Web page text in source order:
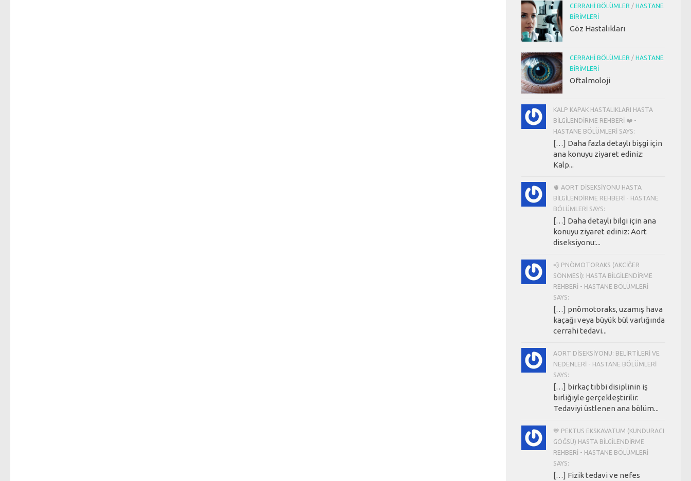
CERRAHI BÖLÜMLER / HASTANE
BIRIMLERI
Göz Hastalıkları
CERRAHI BÖLÜMLER / HASTANE
BIRIMLERI
Oftalmoloji
KALP KAPAK HASTALIKLARI HASTA
BILGILENDIRME REHBERI ❤️ -
HASTANE BÖLÜMLERI SAYS:
[…] Daha fazla detaylı bişgi için
ana konuyu ziyaret ediniz:
Kalp...
🫀 AORT DISEKSIYONU HASTA
BILGILENDIRME REHBERI - HASTANE
BÖLÜMLERI SAYS:
[…] Daha detaylı bilgi için ana
konuyu ziyaret ediniz: Aort
diseksiyonu:...
💨 PNÖMOTORAKS (AKCIĞER
SÖNMESI): HASTA BILGILENDIRME
REHBERI - HASTANE BÖLÜMLERI
SAYS:
[…] pnömotoraks, uzamış hava
kaçağı veya büyük bül varlığında
cerrahi tedavi...
AORT DISEKSIYONU: BELIRTILERI VE
NEDENLERI - HASTANE BÖLÜMLERI
SAYS:
[…] birkaç tıbbi disiplinin iş
birliğiyle gerçekleştirilir.
Tedaviyi üstlenen ana bölüm...
💙 PEKTUS EKSKAVATUM (KUNDURACI
GÖĞSÜ) HASTA BILGILENDIRME
REHBERI - HASTANE BÖLÜMLERI
SAYS:
[…] Fizik tedavi ve nefes